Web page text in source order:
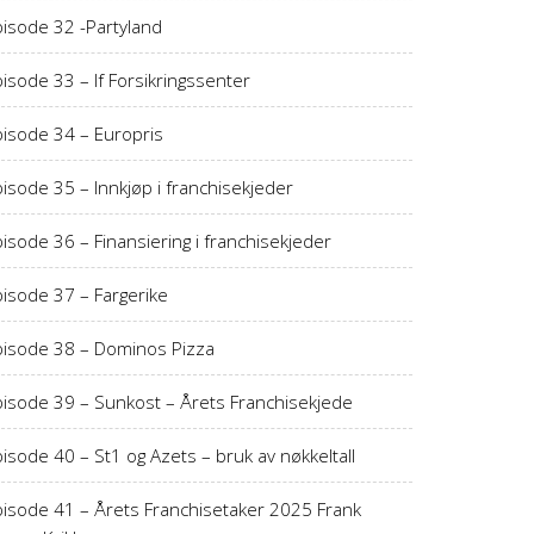
32 -Partyland
33 – If Forsikringssenter
34 – Europris
35 – Innkjøp i franchisekjeder
36 – Finansiering i franchisekjeder
37 – Fargerike
38 – Dominos Pizza
39 – Sunkost – Årets Franchisekjede
40 – St1 og Azets – bruk av nøkkeltall
41 – Årets Franchisetaker 2025 Frank